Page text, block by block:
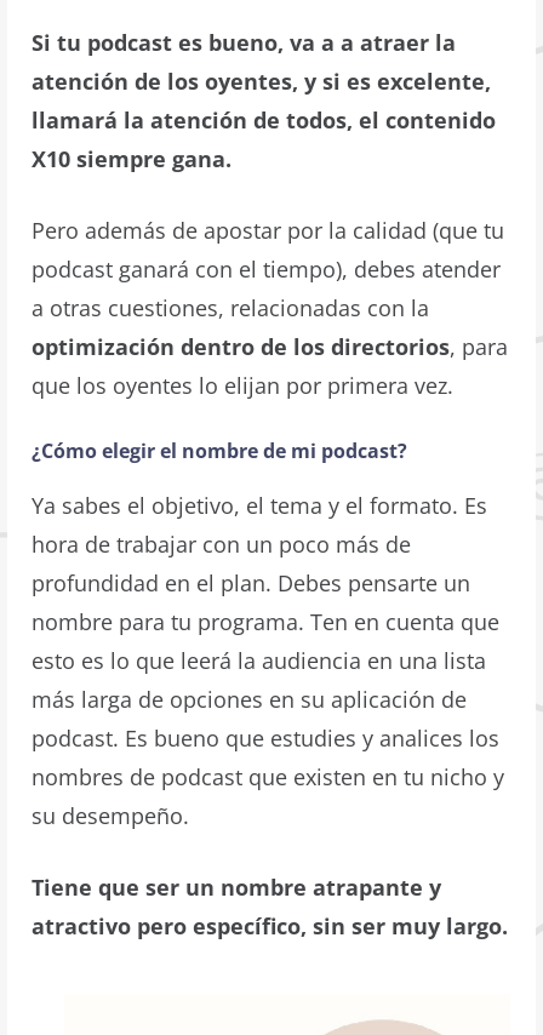
Si tu podcast es bueno, va a a atraer la
atención de los oyentes, y si es excelente,
llamará la atención de todos, el contenido
X10 siempre gana.
Pero además de apostar por la calidad (que tu
podcast ganará con el tiempo), debes atender
a otras cuestiones, relacionadas con la
optimización dentro de los directorios, para
que los oyentes lo elijan por primera vez.
¿Cómo elegir el nombre de mi podcast?
Ya sabes el objetivo, el tema y el formato. Es
hora de trabajar con un poco más de
profundidad en el plan. Debes pensarte un
nombre para tu programa. Ten en cuenta que
esto es lo que leerá la audiencia en una lista
más larga de opciones en su aplicación de
podcast. Es bueno que estudies y analices los
nombres de podcast que existen en tu nicho y
su desempeño.
Tiene que ser un nombre atrapante y
atractivo pero específico, sin ser muy largo.